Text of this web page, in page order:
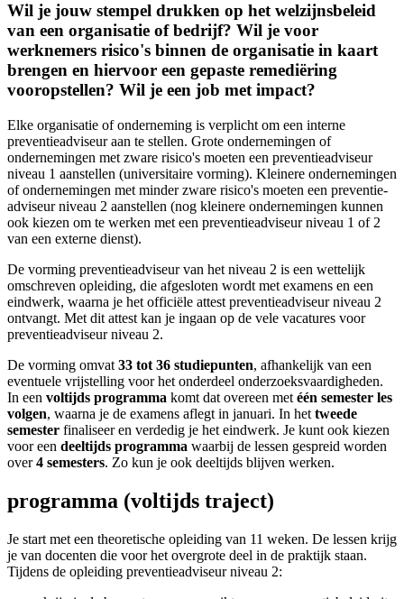
Wil je jouw stempel drukken op het welzijnsbeleid
van een organisatie of bedrijf? Wil je voor
werknemers risico's binnen de organisatie in kaart
brengen en hiervoor een gepaste remediëring
voorop­stellen? Wil je een job met impact?
Elke organisatie of onderneming is verplicht om een interne
preventie­adviseur aan te stellen. Grote ondernemingen of
ondernemingen met zware risico's moeten een preventie­adviseur
niveau 1 aanstellen (universitaire vorming). Kleinere ondernemingen
of ondernemingen met minder zware risico's moeten een preventie­
adviseur niveau 2 aanstellen (nog kleinere ondernemingen kunnen
ook kiezen om te werken met een preventie­adviseur niveau 1 of 2
van een externe dienst).
De vorming preventieadviseur van het niveau 2 is een wettelijk
omschreven opleiding, die afgesloten wordt met examens en een
eind­werk, waarna je het officiële attest preventie­adviseur niveau 2
ontvangt. Met dit attest kan je ingaan op de vele vacatures voor
preventie­adviseur niveau 2.
De vorming omvat 33 tot 36 studie­punten, afhankelijk van een
eventuele vrij­stelling voor het onderdeel onderzoeks­vaardigheden.
In een voltijds programma komt dat overeen met één semester les
volgen, waarna je de examens aflegt in januari. In het tweede
semester finaliseer en verdedig je het eindwerk. Je kunt ook kiezen
voor een deeltijds programma waarbij de lessen gespreid worden
over4 semesters. Zo kun je ook deeltijds blijven werken.
programma (voltijds traject)
Je start met een theoretische opleiding van 11 weken. De lessen krijg
je van docenten die voor het overgrote deel in de praktijk staan.
Tijdens de opleiding preventie­adviseur niveau 2: